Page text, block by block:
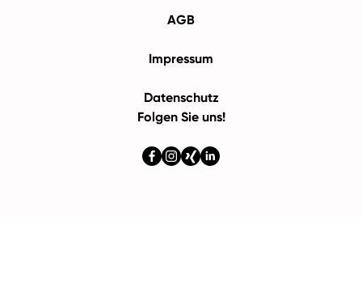
AGB
Impressum
Datenschutz
Folgen Sie uns!